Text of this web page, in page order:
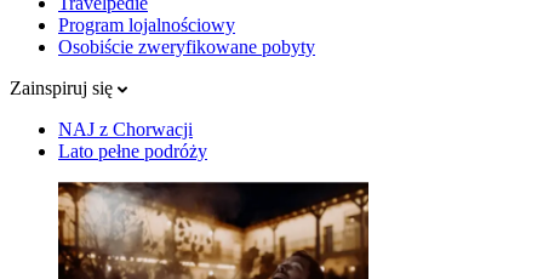
Program lojalnościowy
Osobiście zweryfikowane pobyty
Zainspiruj się
NAJ z Chorwacji
Lato pełne podróży